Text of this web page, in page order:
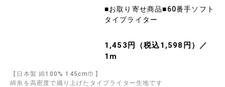
■お取り寄せ商品■60番手ソフト
タイプライター
1,453円（税込1,598円）／
1m
【日本製 綿100% 145cm巾】
綿糸を高密度で織り上げたタイプライター生地です